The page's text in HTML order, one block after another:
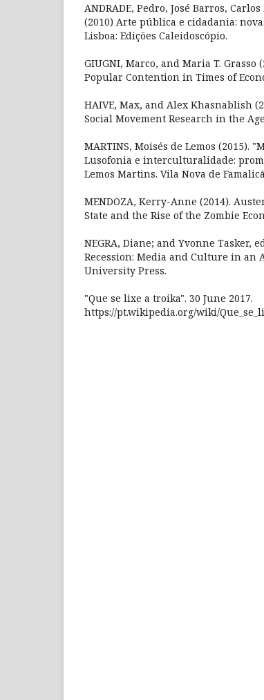
ANDRADE, Pedro, José Barros,
(2010) Arte pública e cidadania:
Lisboa: Edições Caleidoscópio.
GIUGNI, Marco, and Maria T. Grasso
Popular Contention in Times of
HAIVE, Max, and Alex Khasnablish
Social Movement Research in the
MARTINS, Moisés de Lemos (2015).
Lusofonia e interculturalidade:
Lemos Martins. Vila Nova de
MENDOZA, Kerry-Anne (2014).
State and the Rise of the Zombie
NEGRA, Diane; and Yvonne Tasker,
Recession: Media and Culture in an
University Press.
"Que se lixe a troika". 30 June 2017.
https://pt.wikipedia.org/wiki/